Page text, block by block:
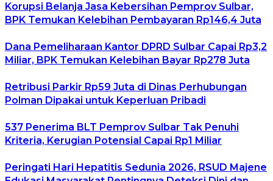
Korupsi Belanja Jasa Kebersihan Pemprov Sulbar,
BPK Temukan Kelebihan Pembayaran Rp146,4 Juta
Dana Pemeliharaan Kantor DPRD Sulbar Capai Rp3,2
Miliar, BPK Temukan Kelebihan Bayar Rp278 Juta
Retribusi Parkir Rp59 Juta di Dinas Perhubungan
Polman Dipakai untuk Keperluan Pribadi
537 Penerima BLT Pemprov Sulbar Tak Penuhi
Kriteria, Kerugian Potensial Capai Rp1 Miliar
Peringati Hari Hepatitis Sedunia 2026, RSUD Majene